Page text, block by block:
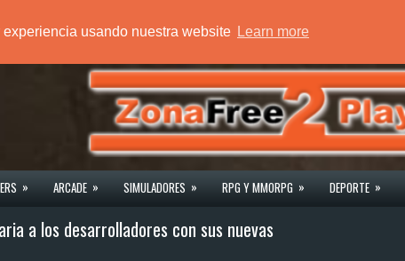
usando nuestra website Learn more
» ARCADE » SIMULADORES » RPG Y MMORPG » DEPORTE »
a los desarrolladores con sus nuevas